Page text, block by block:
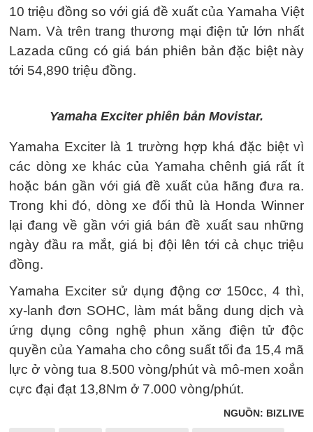
10 triệu đồng so với giá đề xuất của Yamaha Việt
Nam. Và trên trang thương mại điện tử lớn nhất
Lazada cũng có giá bán phiên bản đặc biệt này
tới 54,890 triệu đồng.
Yamaha Exciter phiên bản Movistar.
Yamaha Exciter là 1 trường hợp khá đặc biệt vì
các dòng xe khác của Yamaha chênh giá rất ít
hoặc bán gần với giá đề xuất của hãng đưa ra.
Trong khi đó, dòng xe đối thủ là Honda Winner
lại đang về gần với giá bán đề xuất sau những
ngày đầu ra mắt, giá bị đội lên tới cả chục triệu
đồng.
Yamaha Exciter sử dụng động cơ 150cc, 4 thì,
xy-lanh đơn SOHC, làm mát bằng dung dịch và
ứng dụng công nghệ phun xăng điện tử độc
quyền của Yamaha cho công suất tối đa 15,4 mã
lực ở vòng tua 8.500 vòng/phút và mô-men xoắn
cực đại đạt 13,8Nm ở 7.000 vòng/phút.
NGUỒN: BIZLIVE